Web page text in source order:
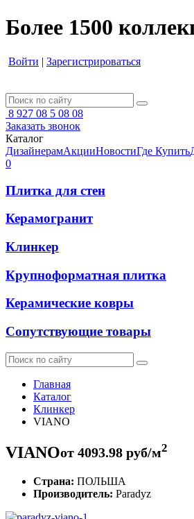
Более 1500
Войти | Зарегистрироваться
8 927 08 5 08 08
Заказать звонок
Каталог
ДизайнерамАкцииНовостиГде Купить
0
Плитка для стен
Керамогранит
Клинкер
Крупноформатная плитка
Керамические ковры
Сопутствующие товары
Главная
Каталог
Клинкер
VIANO
VIANOот 4093.98 руб/м2
Страна: ПОЛЬША
Производитель: Paradyz